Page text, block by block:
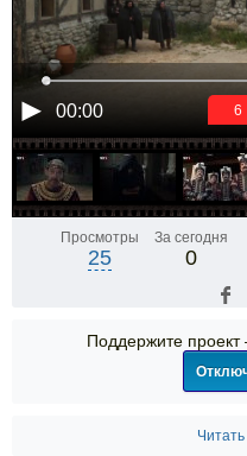
00:00 6
Просмотры
25
За сегодня
0
Поддержите